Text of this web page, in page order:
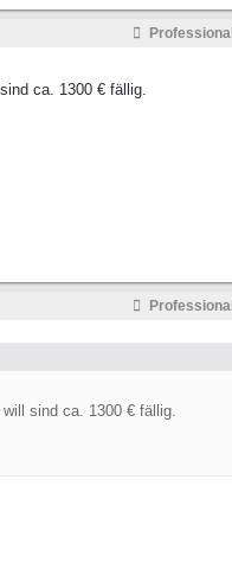
Professional
ca. 1300 € fällig.
Professional
sind ca. 1300 € fällig.